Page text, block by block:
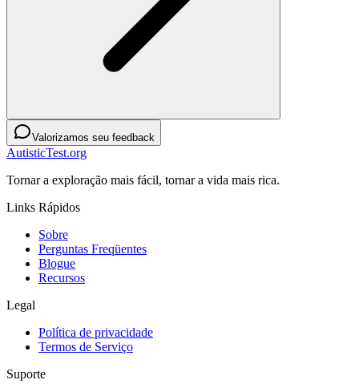
Valorizamos seu feedback
AutisticTest.org
Tornar a exploração mais fácil, tornar a vida mais rica.
Links Rápidos
Sobre
Perguntas Freqüentes
Blogue
Recursos
Legal
Política de privacidade
Termos de Serviço
Suporte